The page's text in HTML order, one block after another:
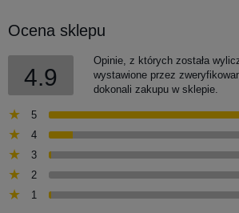
Ocena sklepu
4.9
Opinie, z których została
wystawione przez
dokonali zakupu w sklepie.
5
4
3
2
1